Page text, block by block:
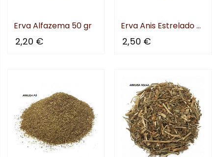
Erva Alfazema 50 gr
2,20 €
Erva Anis Estrelado 50 gr
2,50 €